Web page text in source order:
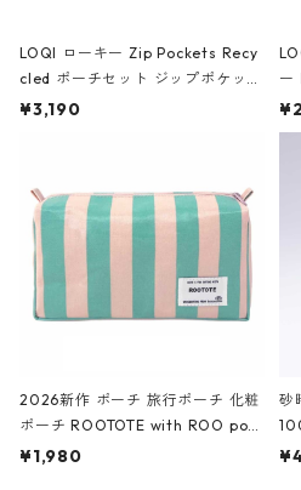
LOQI ローキー Zip Pockets Recy
cled ポーチセット ジップポケット
ファスナーポーチ 撥水加工 トラベ
ーガンディー、オフホワイト
¥3,190
ー
大
2026新作 ポーチ 旅行ポーチ 化粧
ポーチ ROOTOTE with ROO pou
ch 3532 ルートート WR.ポーチ.ラ
¥1,980
砂